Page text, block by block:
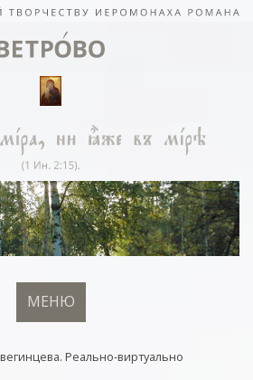
МЕНЮ
Реально-виртуально